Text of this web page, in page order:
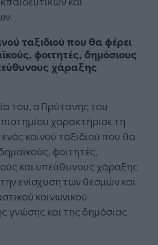
ταξιδιού που θα φέρει
φοιτητές, δημόσιους
χάραξης
του, ο Πρύτανης του
χαρακτήρισε τη
κοινού ταξιδιού που θα
φοιτητές,
και υπεύθυνους χάραξης
ενίσχυση των θεσμών και
κοινωνικού
γνώσης και της δημόσιας